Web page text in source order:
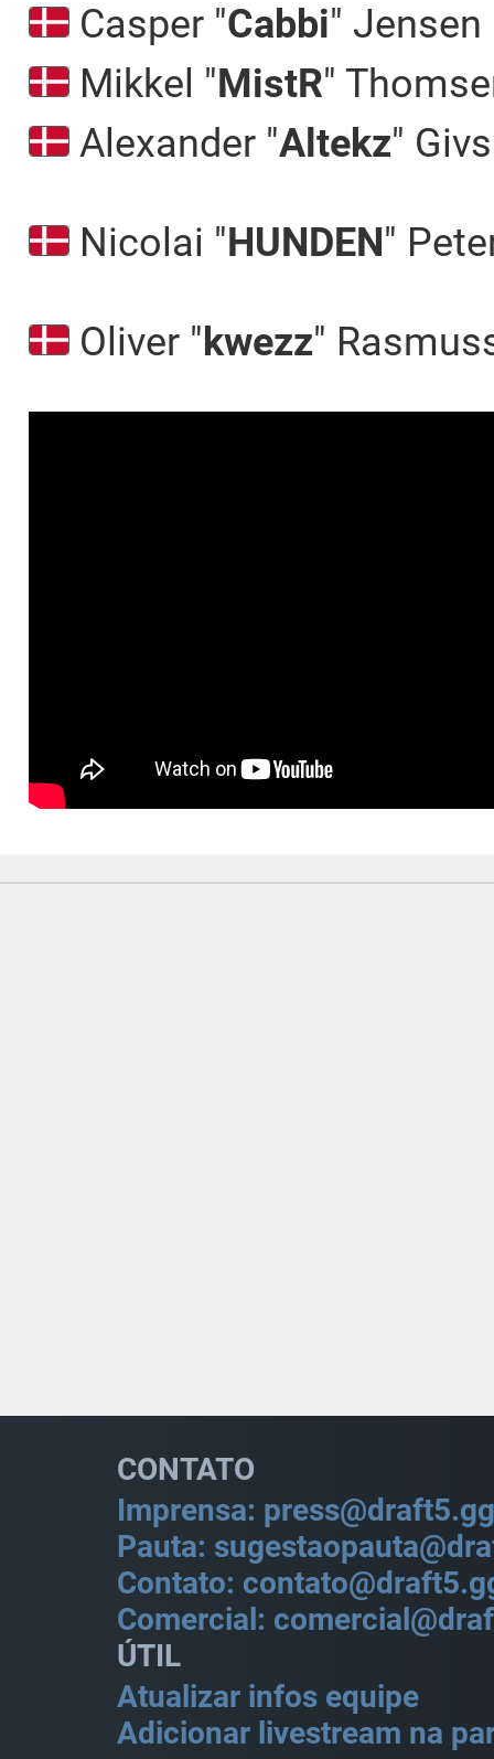
Casper "⁠Cabbi⁠" Jensen
Mikkel "⁠MistR⁠"
Alexander "⁠Altekz⁠"
Nicolai "⁠HUNDEN⁠"
Oliver "⁠kwezz⁠"
CONTATO
Imprensa: press@draft5.gg
Pauta:
Contato:
Comercial:
ÚTIL
Atualizar infos equipe
Adicionar livestream na